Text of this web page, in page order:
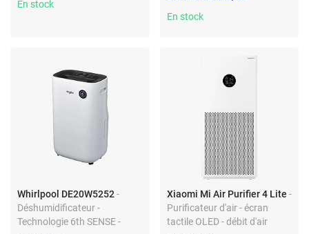
Blanc- Type de produit :
Réservoir : 6 L - 2 vitesses -
En stock
En stock
Whirlpool DE20W5252-
Déshumidificateur -
Technologie 6th SENSE -
Xiaomi Mi Air Purifier 4 Lite -
Purificateur d'air - écran
tactile OLED - débit d'air